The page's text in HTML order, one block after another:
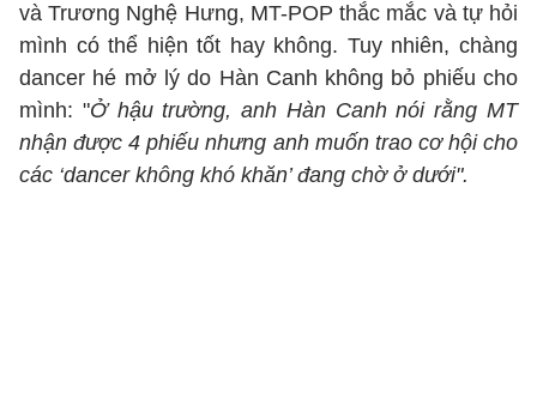
và Trương Nghệ Hưng, MT-POP thắc mắc và tự hỏi
mình có thể hiện tốt hay không. Tuy nhiên, chàng
dancer hé mở lý do Hàn Canh không bỏ phiếu cho
mình: "Ở hậu trường, anh Hàn Canh nói rằng MT
nhận được 4 phiếu nhưng anh muốn trao cơ hội cho
các ‘dancer không khó khăn’ đang chờ ở dưới".